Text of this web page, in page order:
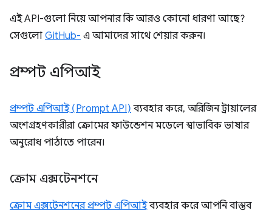
এই API-গুলো নিয়ে আপনার কি আরও কোনো ধারণা আছে?
সেগুলো GitHub- এ আমাদের সাথে শেয়ার করুন।
প্রম্পট এপিআই
প্রম্পট এপিআই (Prompt API) ব্যবহার করে, অরিজিন ট্রায়ালের
অংশগ্রহণকারীরা ক্রোমের ফাউন্ডেশন মডেলে স্বাভাবিক ভাষার
অনুরোধ পাঠাতে পারেন।
ক্রোম এক্সটেনশনে
ক্রোম এক্সটেনশনের প্রম্পট এপিআইব্যবহার করে আপনি বাস্তব